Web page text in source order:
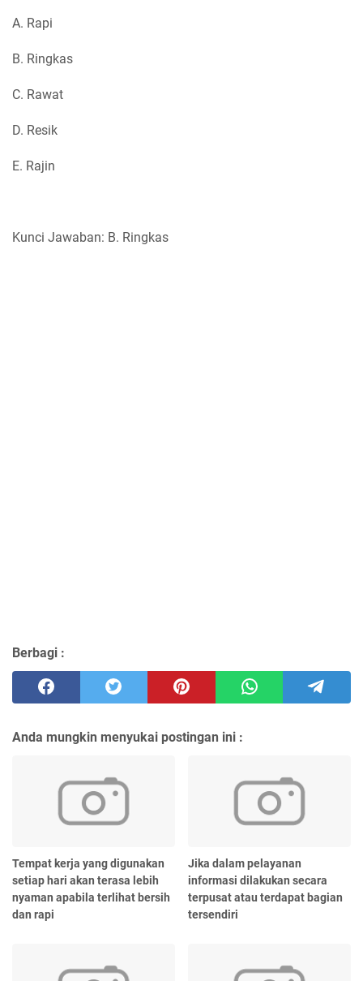
A. Rapi
B. Ringkas
C. Rawat
D. Resik
E. Rajin
Kunci Jawaban: B. Ringkas
Berbagi :
Anda mungkin menyukai postingan ini :
Tempat kerja yang digunakan
setiap hari akan terasa lebih
nyaman apabila terlihat bersih
dan rapi
Jika dalam pelayanan
informasi dilakukan secara
terpusat atau terdapat bagian
tersendiri